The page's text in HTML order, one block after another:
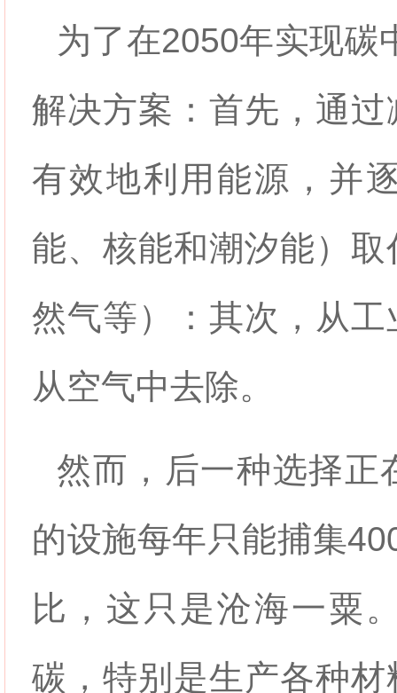
为了在2050年实现碳
解决方案：首先，通
有效地利用能源，并
能、核能和潮汐能）
然气等）：其次，从
从空气中去除。
然而，后一种选择
的设施每年只能捕集
比，这只是沧海一粟
碳，特别是生产各种